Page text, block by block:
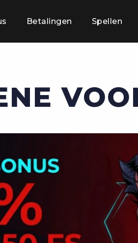
Betalingen Spellen